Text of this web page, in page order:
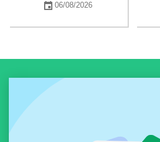
06/08/2026